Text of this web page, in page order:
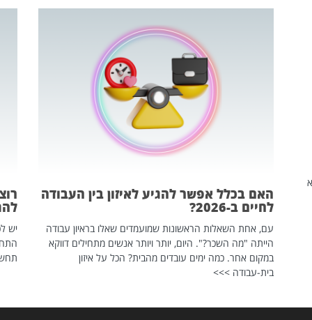
האם בכלל אפשר להגיע לאיזון בין העבודה
לחיים ב-2026?
עם, אחת השאלות הראשונות שמועמדים שאלו בראיון עבודה
הייתה "מה השכר?". היום, יותר ויותר אנשים מתחילים דווקא
במקום אחר. כמה ימים עובדים מהבית? הכל על איזון
בית-עבודה >>>
יש